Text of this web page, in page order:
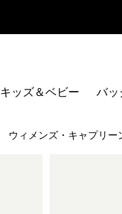
キッズ＆ベビー バッ
ウィメンズ・キャプリー